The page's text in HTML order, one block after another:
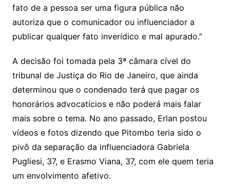
fato de a pessoa ser uma figura pública não
autoriza que o comunicador ou influenciador a
publicar qualquer fato inverídico e mal apurado.”
A decisão foi tomada pela 3ª câmara cível do
tribunal de Justiça do Rio de Janeiro, que ainda
determinou que o condenado terá que pagar os
honorários advocatícios e não poderá mais falar
mais sobre o tema. No ano passado, Erlan postou
vídeos e fotos dizendo que Pitombo teria sido o
pivô da separação da influenciadora Gabriela
Pugliesi, 37, e Erasmo Viana, 37, com ele quem teria
um envolvimento afetivo.